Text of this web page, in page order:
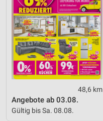
48,6 km
Angebote ab 03.08.
Gültig bis Sa. 08.08.